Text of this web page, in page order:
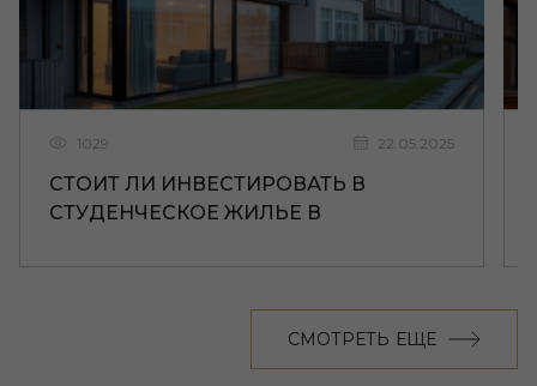
1029 22.05.2025
СТОИТ ЛИ ИНВЕСТИРОВАТЬ В
СТУДЕНЧЕСКОЕ ЖИЛЬЕ В
СМОТРЕТЬ ЕЩЕ